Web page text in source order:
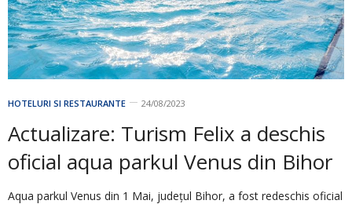
HOTELURI SI RESTAURANTE 24/08/2023
Actualizare: Turism Felix a deschis
oficial aqua parkul Venus din Bihor
Aqua parkul Venus din 1 Mai, județul Bihor, a fost redeschis oficial